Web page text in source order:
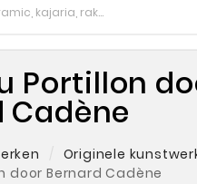
Portillon
Cadène
Originele
door Bernard Cadène